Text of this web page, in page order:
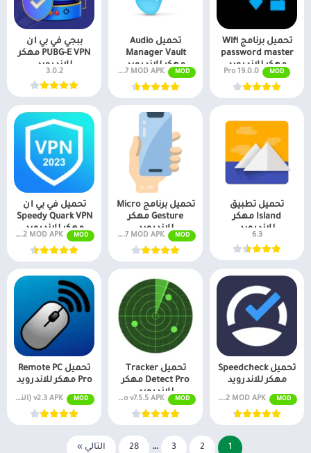
تحميل برنامج Wifi
password master
مهكر للاندرويد
MOD
19.0.0 Pro
تحميل Audio
Manager Vault
مهكر للاندرويد
MOD v8.7.7 MOD APK (مفتوح بريميوم)
ببجي في بي ان
PUBG-E VPN مهكر
للاندرويد
3.0.2
تحميل تطبيق
Island مهكر
للاندرويد
6.3
تحميل برنامج Micro
Gesture مهكر
للاندرويد
MOD v5.7.7 MOD APK (إلغاء القفل المميز)
تحميل في بي ان
Speedy Quark VPN
مهكر للاندرويد
MOD v2.1.2 MOD APK (إلغاء القفل المميز)
تحميل Speedcheck
مهكر للاندرويد
MOD v5.5.2 MOD APK (إلغاء القفل المميز)
تحميل Tracker
Detect Pro مهكر
للاندرويد
MOD Pro v7.5.5 APK (النسخة الكاملة)
تحميل Remote PC
Pro مهكر للاندرويد
MOD v2.3 APK (النسخة الكاملة)
1
2
3
…
28 التالي »